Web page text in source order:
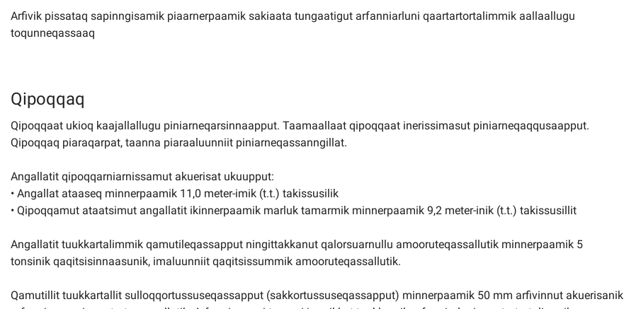
Arfivik pissataq sapinngisamik piaarnerpaamik sakiaata tungaatigut arfanniarluni qaartartortalimmik aallaallugu
toqunneqassaaq
Qipoqqaq
Qipoqqaat ukioq kaajallallugu piniarneqarsinnaapput. Taamaallaat qipoqqaat inerissimasut piniarneqaqqusaapput.
Qipoqqaq piaraqarpat, taanna piaraaluunniit piniarneqassanngillat.
Angallatit qipoqqarniarnissamut akuerisat ukuupput:
• Angallat ataaseq minnerpaamik 11,0 meter-imik (t.t.) takissusilik
• Qipoqqamut ataatsimut angallatit ikinnerpaamik marluk tamarmik minnerpaamik 9,2 meter-inik (t.t.) takissusillit
Angallatit tuukkartalimmik qamutileqassapput ningittakkanut qalorsuarnullu amooruteqassallutik minnerpaamik 5
tonsinik qaqitsisinnaasunik, imaluunniit qaqitsissummik amooruteqassallutik.
Qamutillit tuukkartallit sulloqqortussuseqassapput (sakkortussuseqassapput) minnerpaamik 50 mm arfivinnut akuerisanik